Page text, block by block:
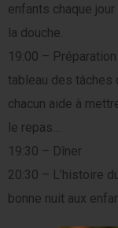
enfants chaque
la douche.
19:00 –
tableau des tâches
chacun aide à
le repas…
19:30 – Dîner
20:30 – L’histoire
bonne nuit aux